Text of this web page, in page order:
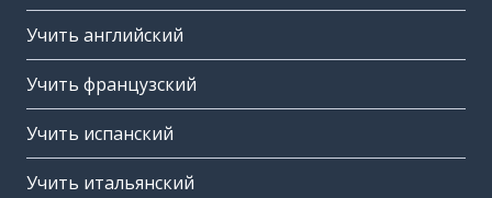
Учить английский
Учить французский
Учить испанский
Учить итальянский